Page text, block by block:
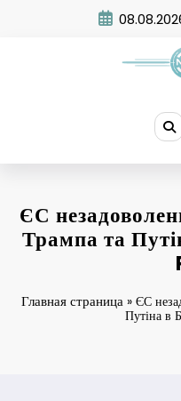
ЄС
Трампа та
Главная страница »ЄС
Путіна в